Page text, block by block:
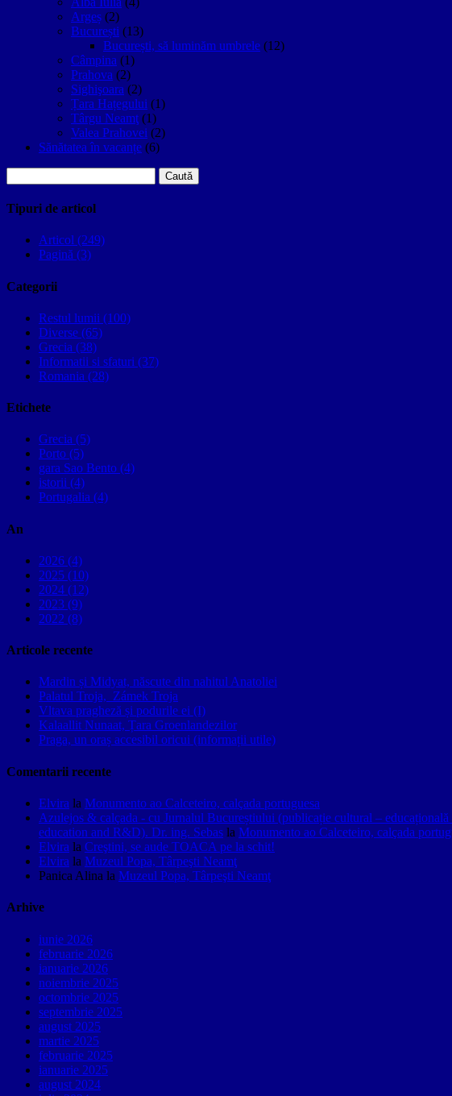
Argeș (2)
București (13)
București, să luminăm umbrele (12)
Câmpina (1)
Prahova (2)
Sighişoara (2)
Țara Hațegului (1)
Târgu Neamţ (1)
Valea Prahovei (2)
Sănătatea în vacanțe (6)
după:
Tipuri de articol
Articol (249)
Pagină (3)
Categorii
Restul lumii (100)
Diverse (65)
Grecia (38)
Informatii si sfaturi (37)
Romania (28)
Etichete
Grecia (5)
Porto (5)
gara Sao Bento (4)
istorii (4)
Portugalia (4)
An
2026 (4)
2025 (10)
2024 (12)
2023 (9)
2022 (8)
Articole recente
Mardin și Midyat, născute din nahitul Anatoliei
Palatul Troja, Zámek Troja
Vltava pragheză și podurile ei (I)
Kalaallit Nunaat, Țara Groenlandezilor
Praga, un oraș accesibil oricui (informații utile)
Comentarii recente
Elvira la Monumento ao Calceteiro, calçada portuguesa
Azulejos & calçada - cu Jurnalul Bucureștiului (publicație cultural –
education and R&D). Dr. ing. Sebas la Monumento ao Calceteiro, calçada
Elvira la Creştini, se aude TOACA pe la schit!
Elvira la Muzeul Popa, Târpeşti Neamţ
Panica Alina la Muzeul Popa, Târpeşti Neamţ
Arhive
iunie 2026
februarie 2026
ianuarie 2026
noiembrie 2025
octombrie 2025
septembrie 2025
august 2025
martie 2025
februarie 2025
ianuarie 2025
august 2024